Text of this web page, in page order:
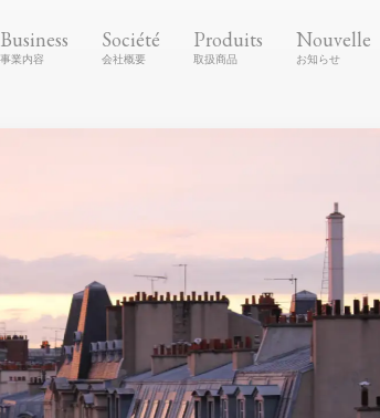
Business Société Produits Nouvelle